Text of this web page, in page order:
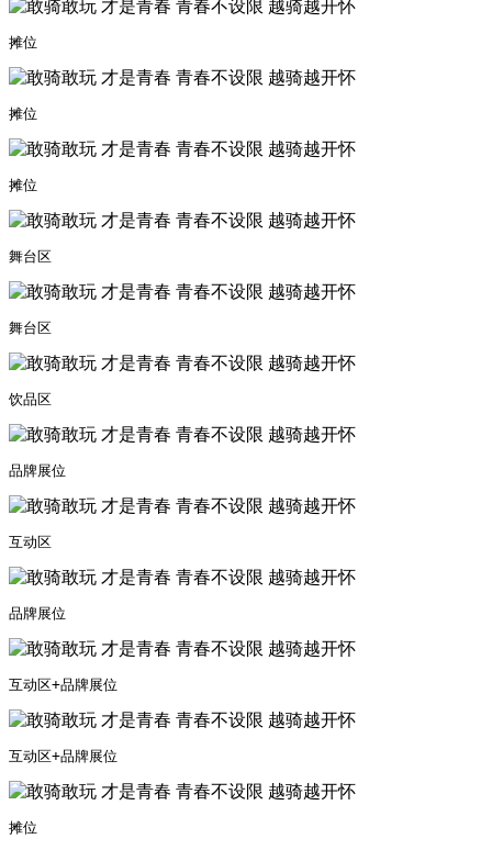
摊位
摊位
摊位
舞台区
舞台区
饮品区
品牌展位
互动区
品牌展位
互动区+品牌展位
互动区+品牌展位
摊位